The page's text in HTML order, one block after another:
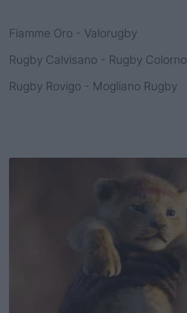
Fiamme Oro - Valorugby
Rugby Calvisano - Rugby Colorno
Rugby Rovigo - Mogliano Rugby